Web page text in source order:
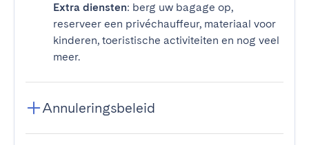
Extra diensten: berg uw bagage op,
reserveer een privéchauffeur, materiaal voor
kinderen, toeristische activiteiten en nog veel
meer.
Annuleringsbeleid